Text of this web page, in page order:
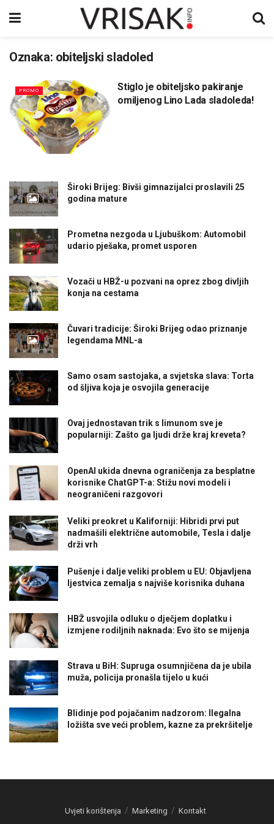
Oznaka: obiteljski sladoled
PROMO
Stiglo je obiteljsko pakiranje
omiljenog Lino Lada sladoleda!
Široki Brijeg: Bivši gimnazijalci proslavili 25
godina mature
Prometna nezgoda u Ljubuškom: Automobil
udario pješaka, promet usporen
Vozači u HBŽ-u pozvani na oprez zbog divljih
konja na cestama
Čuvari tradicije: Široki Brijeg odao priznanje
legendama MNL-a
Samo osam sastojaka, a svjetska slava: Torta
od šljiva koja je osvojila generacije
Ovaj jednostavan trik s limunom sve je
popularniji: Zašto ga ljudi drže kraj kreveta?
OpenAI ukida dnevna ograničenja za besplatne
korisnike ChatGPT-a: Stižu novi modeli i
neograničeni razgovori
Veliki preokret u Kaliforniji: Hibridi prvi put
nadmašili električne automobile, Tesla i dalje
drži vrh
Pušenje i dalje veliki problem u EU: Objavljena
ljestvica zemalja s najviše korisnika duhana
HBŽ usvojila odluku o dječjem doplatku i
izmjene rodiljnih naknada: Evo što se mijenja
Strava u BiH: Supruga osumnjičena da je ubila
muža, policija pronašla tijelo u kući
Blidinje pod pojačanim nadzorom: Ilegalna
ložišta sve veći problem, kazne za prekršitelje
Uvjeti korištenja Marketing Kontakt